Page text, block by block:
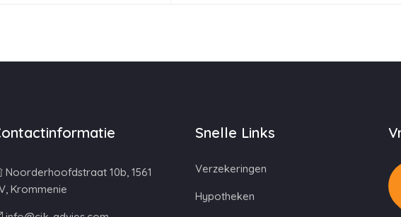
Noorderhoofdstraat 10b, 1561
Krommenie
Snelle Links
Verzekeringen
Hypotheken